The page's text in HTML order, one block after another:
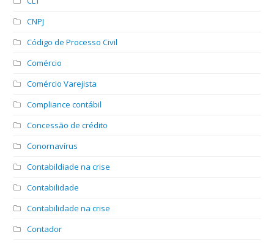
CNPJ
Código de Processo Civil
Comércio
Comércio Varejista
Compliance contábil
Concessão de crédito
Conornavírus
Contabildiade na crise
Contabilidade
Contabilidade na crise
Contador